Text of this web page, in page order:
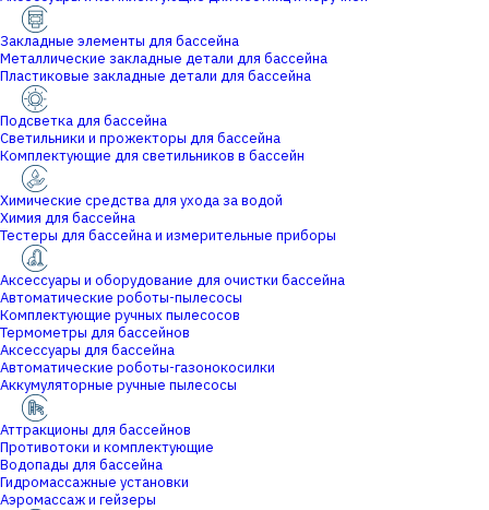
Закладные элементы для бассейна
Металлические закладные детали для бассейна
Пластиковые закладные детали для бассейна
Подсветка для бассейна
Светильники и прожекторы для бассейна
Комплектующие для светильников в бассейн
Химические средства для ухода за водой
Химия для бассейна
Тестеры для бассейна и измерительные приборы
Аксессуары и оборудование для очистки бассейна
Автоматические роботы-пылесосы
Комплектующие ручных пылесосов
Термометры для бассейнов
Аксессуары для бассейна
Автоматические роботы-газонокосилки
Аккумуляторные ручные пылесосы
Аттракционы для бассейнов
Противотоки и комплектующие
Водопады для бассейна
Гидромассажные установки
Аэромассаж и гейзеры